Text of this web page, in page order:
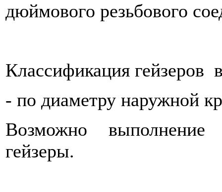
дюймового резьбового
Классификация гейзеров
- по диаметру наружной
Возможно выполнение
гейзеры.